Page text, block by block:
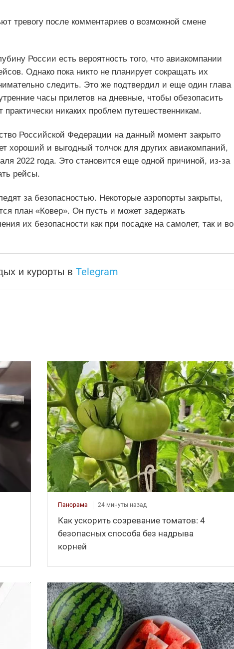
тревогу после комментариев о возможной смене
России есть вероятность того, что авиакомпании
Однако пока никто не планирует сокращать их
следить. Это же подтвердил и еще один глава
часы прилетов на дневные, чтобы обезопасить
никаких проблем путешественникам.
Российской Федерации на данный момент закрыто
хороший и выгодный толчок для других авиакомпаний,
2022 года. Это становится еще одной причиной, из-за
рейсы.
за безопасностью. Некоторые аэропорты закрыты,
план «Ковер». Он пусть и может задержать
их безопасности как при посадке на самолет, так и во
и курорты в Telegram
Панорама 24 минуты назад
Как ускорить созревание томатов: 4
безопасных способа без надрыва
корней